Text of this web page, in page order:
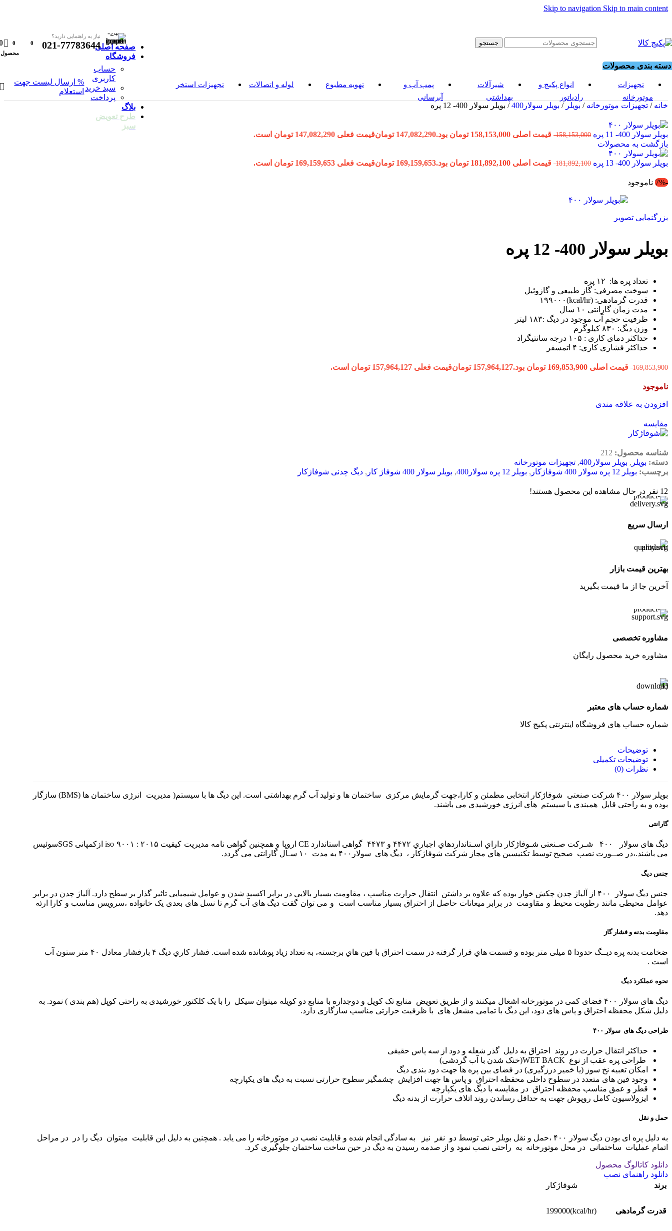
Skip to navigation Skip to main content
جستجو
نیاز به راهنمایی دارید؟
021-77783644
0
0
محصول
دسته بندی محصولات
تجهیزات
موتورخانه
انواع پکیج و
رادیاتور
شیرآلات
بهداشتی
پمپ آب و
آبرسانی
تهویه مطبوع لوله و اتصالات تجهیزات استخر
صفحه اصلی
فروشگاه
حساب
کاربری
سبد خرید
پرداخت
بلاگ
طرح تعویض
سبز
% ارسال لیست جهت
استعلام
خانه/ تجهیزات موتورخانه/ بویلر/ بویلر سولار400 / بویلر سولار 400- 12 پره
بویلر سولار 400- 11 پره 158,153,000 قیمت اصلی 158,153,000 تومان بود. 147,082,290 تومانقیمت فعلی 147,082,290 تومان است.
بازگشت به محصولات
بویلر سولار 400- 13 پره 181,892,100 قیمت اصلی 181,892,100 تومان بود. 169,159,653 تومانقیمت فعلی 169,159,653 تومان است.
-7% ناموجود
بزرگنمایی تصویر
بویلر سولار 400- 12 پره
تعداد پره ها: ۱۲ پره
سوخت مصرفی: گاز طبیعی و گازوئیل
قدرت گرمادهی: (kcal/hr)۱۹۹۰۰۰
مدت زمان گارانتی ۱۰ سال
ظرفیت حجم آب موجود در دیگ :۱۸۳ لیتر
وزن دیگ: ۸۳۰ کیلوگرم
حداکثر دمای کاری : ۱۰۵ درجه سانتیگراد
حداکثر فشاری کاری: ۴ اتمسفر
169,853,900 قیمت اصلی 169,853,900 تومان بود. 157,964,127 تومانقیمت فعلی 157,964,127 تومان است.
ناموجود
افزودن به علاقه مندی
مقایسه
شناسه محصول: 212
دسته: بویلر , بویلر سولار400 , تجهیزات موتورخانه
برچسب: بویلر 12 پره سولار 400 شوفاژکار , بویلر 12 پره سولار400 , بویلر سولار 400 شوفاژ کار , دیگ چدنی شوفاژکار
12 نفر در حال مشاهده این محصول هستند!
ارسال سریع
بهترین قیمت بازار
آخرین جا از ما قیمت بگیرید
مشاوره تخصصی
مشاوره خرید محصول رایگان
شماره حساب های معتبر
شماره حساب های فروشگاه اینترنتی پکیج کالا
توضیحات
توضیحات تکمیلی
نظرات (0)
بویلر سولار ۴۰۰ شرکت صنعتی شوفاژکار انتخابی مطمئن و کارا،جهت گرمایش مرکزی ساختمان ها و تولید آب گرم بهداشتی است. این دیگ ها با سیستم( مدیریت انرژی ساختمان ها (BMS) سازگار
بوده و به راحتی قابل همبندی با سیستم های انرژی خورشیدی می باشند.
گارانتی
دیگ های سولار ۴۰۰ شـرکت صـنعتی شـوفاژکار داراي اسـتانداردهاي اجباري ۴۴۷۲ و ۴۴۷۳ گواهی استاندارد CE اروپا و همچنین گواهی نامه مدیریت کیفیت ۲۰۱۵ : ۹۰۰۱ iso ازکمپانی SGSسوئیس
می باشند.،در صــورت نصب صحیح توسط تکنیسین هاي مجاز شرکت شوفاژکار ، دیگ های سولار۴۰۰ به مدت ۱۰ سـال گارانتی می گردد.
جنس دیگ
جنس دیگ سولار ۴۰۰ از آلیاژ چدن چکش خوار بوده که علاوه بر داشتن انتقال حرارت مناسب ، مقاومت بسیار بالایی در برابر اکسید شدن و عوامل شیمیایی تاثیر گذار بر سطح دارد. آلیاژ چدن در برابر
عوامل محیطی مانند رطوبت محیط و مقاومت در برابر میعانات حاصل از احتراق بسیار مناسب است و می توان گفت دیگ های آب گرم تا نسل های بعدی یک خانواده ،سرویس مناسب و کارا ارئه
دهد.
مقاومت بدنه و فشار گاز
ضخامت بدنه پره دیــگ حدودا ۵ میلی متر بوده و قسمت هاي قرار گرفته در سمت احتراق با فین هاي برجسته، به تعداد زیاد پوشانده شده است. فشار کاري دیگ ۴ بارفشار معادل ۴۰ متر ستون آب
است .
نحوه عملکرد دیگ
دیگ های سولار ۴۰۰ فضای کمی در موتورخانه اشغال میکنند و از طریق تعویض منابع تک کویل و دوجداره با منابع دو کویله میتوان سیکل را با یک کلکتور خورشیدی به راحتی کوپل (هم بندی ) نمود. به
دلیل شکل محفظه احتراق و پاس های دود، این دیگ با تمامی مشعل های با ظرفیت حرارتی مناسب سازگاری دارد.
طراحی دیگ های سولار ۴۰۰
حداکثر انتقال حرارت در روند احتراق به دلیل گذر شعله و دود از سه پاس حقیقی
طراحی پره عقب از نوع WET BACK(خنک شدن با آب گردشی)
امکان تعبیه نخ سوز (یا خمیر درزگیری) در فضای بین پره ها جهت دود بندی دیگ
وجود فین های متعدد در سطوح داخلی محفظه احتراق و پاس ها جهت افزایش چشمگیر سطوح حرارتی نسبت به دیگ های یکپارچه
قطر و عمق مناسب محفظه احتراق در مقایسه با دیگ های یکپارچه
ایزولاسیون کامل روپوش جهت به حداقل رساندن روند اتلاف حرارت از بدنه دیگ
حمل و نقل
به دلیل پره ای بودن دیگ سولار ۴۰۰ ،حمل و نقل بویلر حتی توسط دو نفر نیز به سادگی انجام شده و قابلیت نصب در موتورخانه را می یابد . همچنین به دلیل این قابلیت میتوان دیگ را در در مراحل
اتمام عملیات ساختمانی در محل موتورخانه به راحتی نصب نمود و از صدمه رسیدن به دیگ در حین ساخت ساختمان جلوگیری کرد.
دانلود کاتالوگ محصول
دانلود راهنمای نصب
برند
شوفاژکار
قدرت گرمادهی (kcal/hr)199000